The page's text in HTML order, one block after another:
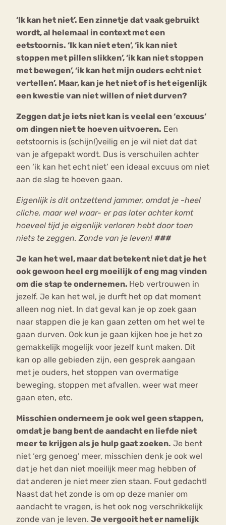
‘Ik kan het niet’. Een zinnetje dat vaak gebruikt
wordt, al helemaal in context met een
eetstoornis. ‘Ik kan niet eten’, ‘ik kan niet
stoppen met pillen slikken’, ‘ik kan niet stoppen
met bewegen’, ‘ik kan het mijn ouders echt niet
vertellen’. Maar, kan je het niet of is het eigenlijk
een kwestie van niet willen of niet durven?
Zeggen dat je iets niet kan is veelal een ‘excuus’
om dingen niet te hoeven uitvoeren. Een
eetstoornis is (schijn!)veilig en je wil niet dat dat
van je afgepakt wordt. Dus is verschuilen achter
een ‘ik kan het echt niet’ een ideaal excuus om niet
aan de slag te hoeven gaan.
Eigenlijk is dit ontzettend jammer, omdat je -heel
cliche, maar wel waar- er pas later achter komt
hoeveel tijd je eigenlijk verloren hebt door toen
niets te zeggen.Zonde van je leven! ###
Je kan het wel, maar dat betekent niet dat je het
ook gewoon heel erg moeilijk of eng mag vinden
om die stap te ondernemen. Heb vertrouwen in
jezelf. Je kan het wel, je durft het op dat moment
alleen nog niet. In dat geval kan je op zoek gaan
naar stappen die je kan gaan zetten om het wel te
gaan durven. Ook kun je gaan kijken hoe je het zo
gemakkelijk mogelijk voor jezelf kunt maken. Dit
kan op alle gebieden zijn, een gesprek aangaan
met je ouders, het stoppen van overmatige
beweging, stoppen met afvallen, weer wat meer
gaan eten, etc.
Misschien onderneem je ook wel geen stappen,
omdat je bang bent de aandacht en liefde niet
meer te krijgen als je hulp gaat zoeken. Je bent
niet ‘erg genoeg’ meer, misschien denk je ook wel
dat je het dan niet moeilijk meer mag hebben of
dat anderen je niet meer zien staan. Fout gedacht!
Naast dat het zonde is om op deze manier om
aandacht te vragen, is het ook nog verschrikkelijk
zonde van je leven. Je vergooit het er namelijk
Chat
Forum
Bouli
mia
Nerv
osa
Eetstoornis Anorexia Nervosa
Eetbuien Piekeren Sport
Trauma
Orthorexia
Afvallen Angst